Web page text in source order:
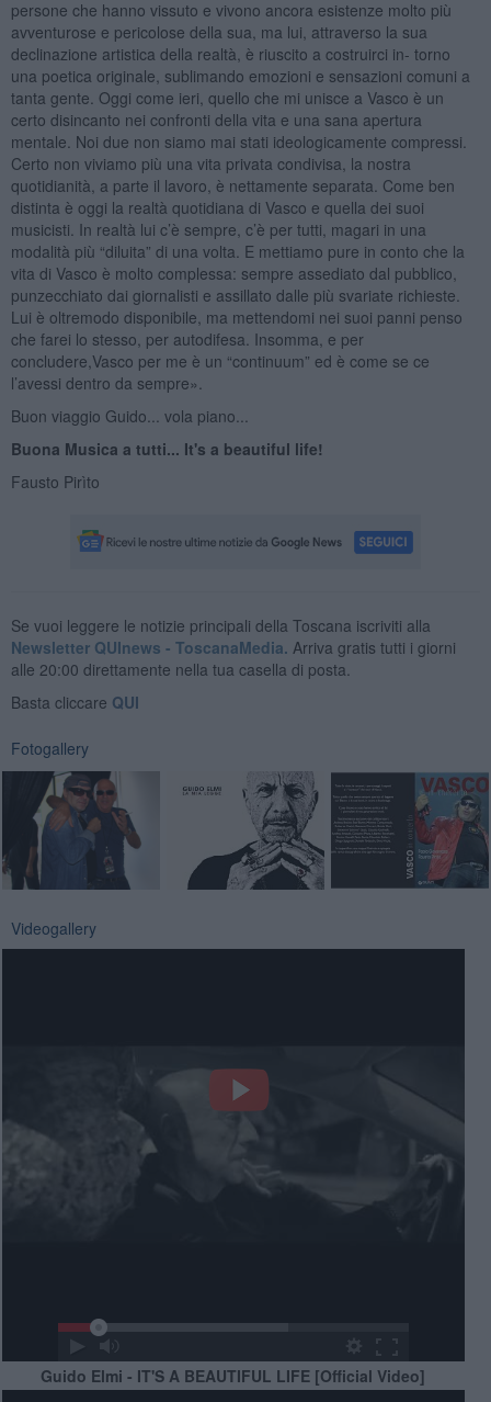
persone che hanno vissuto e vivono ancora esistenze molto più
avventurose e pericolose della sua, ma lui, attraverso la sua
declinazione artistica della realtà, è riuscito a costruirci in- torno
una poetica originale, sublimando emozioni e sensazioni comuni a
tanta gente. Oggi come ieri, quello che mi unisce a Vasco è un
certo disincanto nei confronti della vita e una sana apertura
mentale. Noi due non siamo mai stati ideologicamente compressi.
Certo non viviamo più una vita privata condivisa, la nostra
quotidianità, a parte il lavoro, è nettamente separata. Come ben
distinta è oggi la realtà quotidiana di Vasco e quella dei suoi
musicisti. In realtà lui c’è sempre, c’è per tutti, magari in una
modalità più “diluita” di una volta. E mettiamo pure in conto che la
vita di Vasco è molto complessa: sempre assediato dal pubblico,
punzecchiato dai giornalisti e assillato dalle più svariate richieste.
Lui è oltremodo disponibile, ma mettendomi nei suoi panni penso
che farei lo stesso, per autodifesa. Insomma, e per
concludere,Vasco per me è un “continuum” ed è come se ce
l’avessi dentro da sempre».
Buon viaggio Guido... vola piano...
Buona Musica a tutti... It's a beautiful life!
Fausto Pirìto
Se vuoi leggere le notizie principali della Toscana iscriviti alla
Newsletter QUInews - ToscanaMedia. Arriva gratis tutti i giorni
alle 20:00 direttamente nella tua casella di posta.
Basta cliccare QUI
Fotogallery
Videogallery
Guido Elmi - IT'S A BEAUTIFUL LIFE [Official Video]